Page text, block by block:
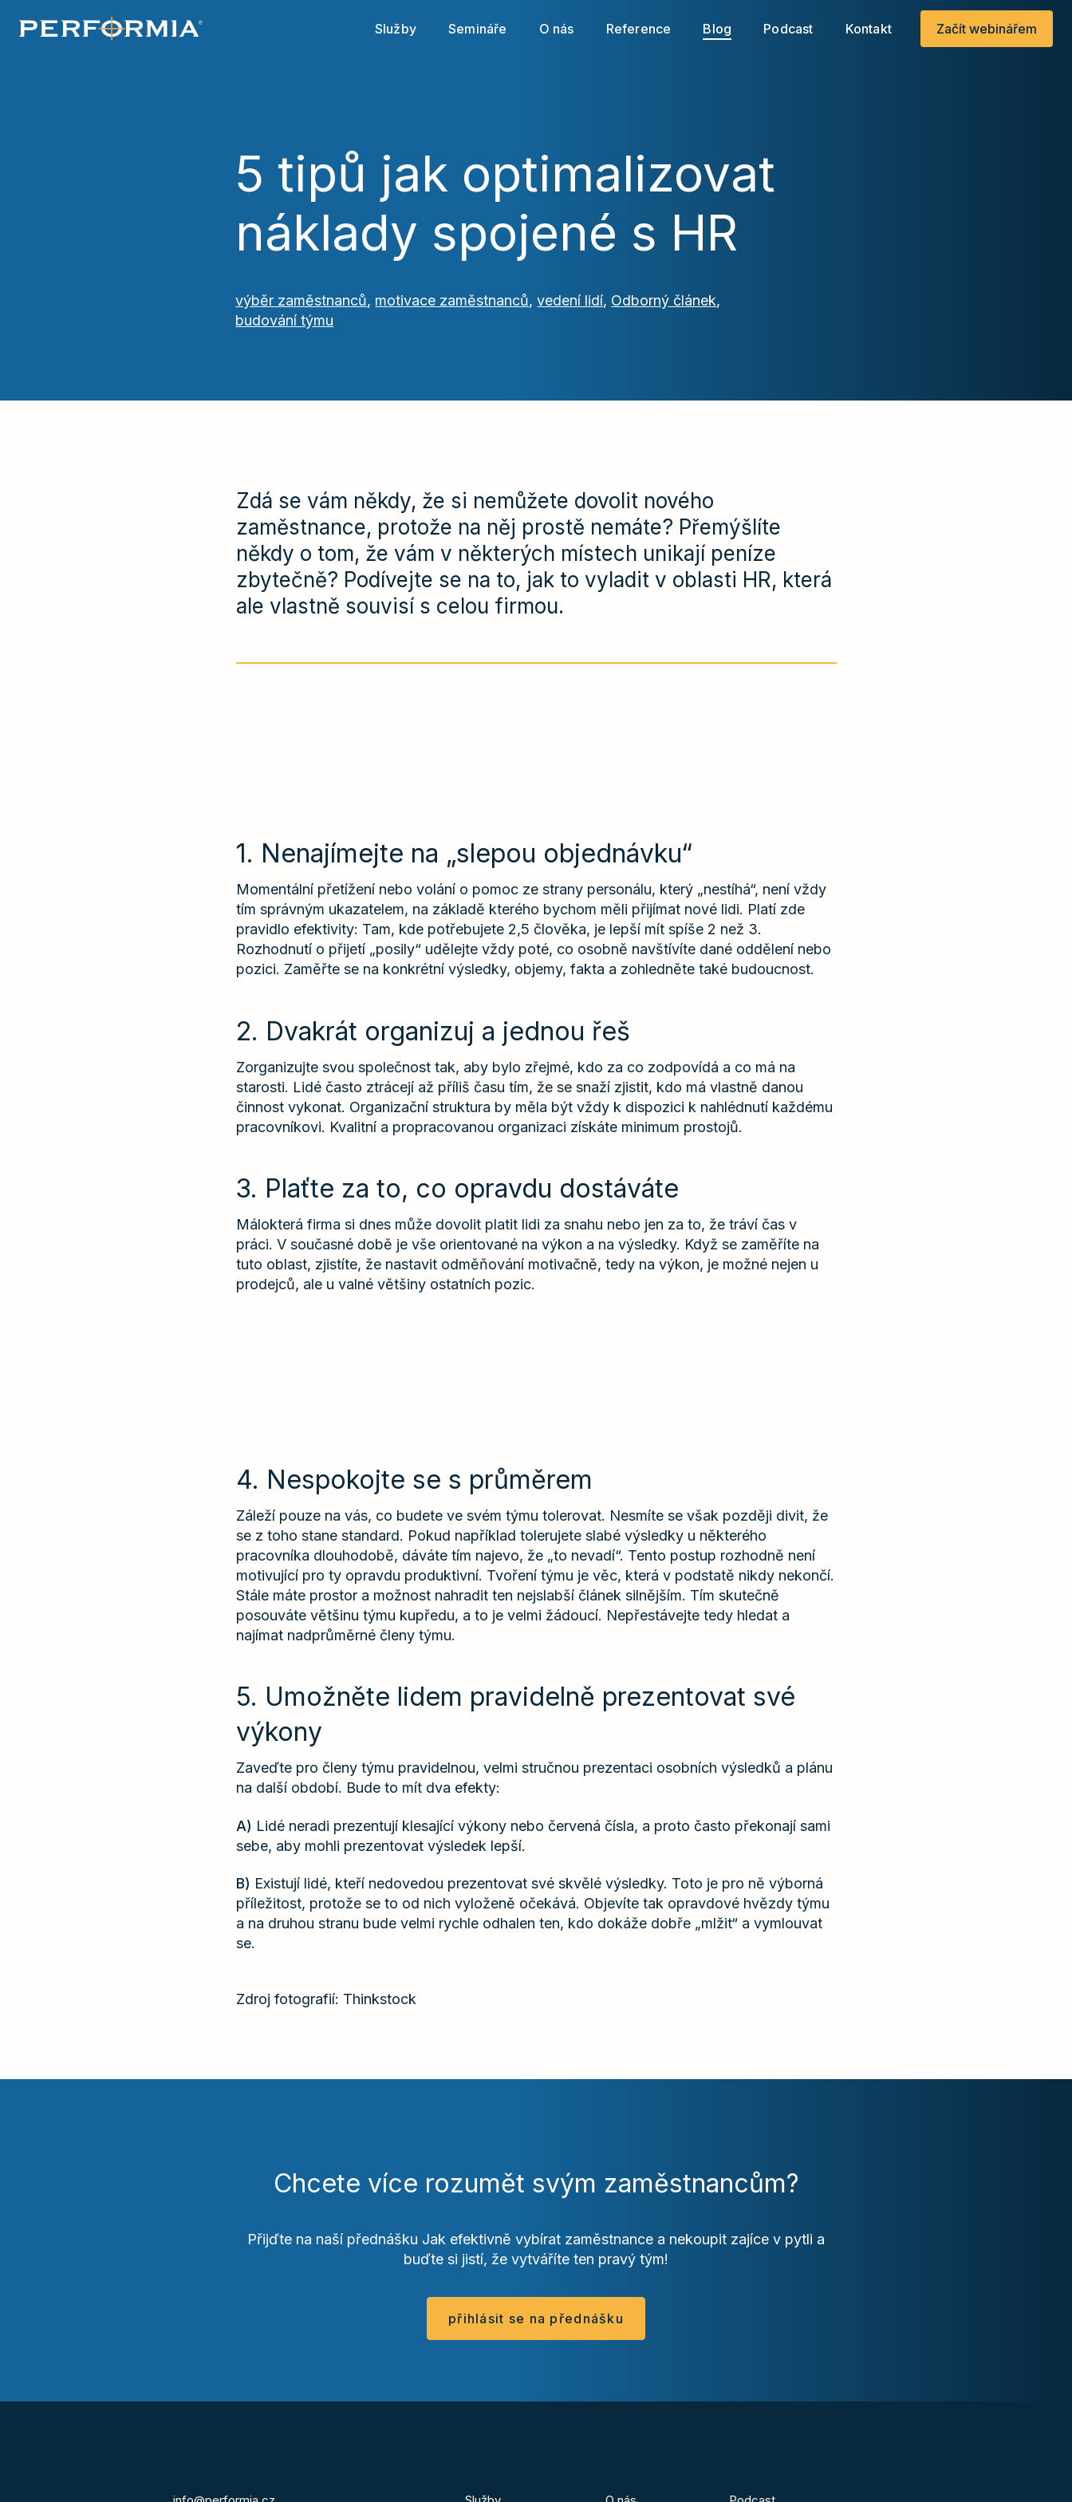
Služby Semináře O nás Reference Blog Podcast Kontakt Začít webinářem
5 tipů jak optimalizovat
náklady spojené s HR
výběr zaměstnanců, motivace zaměstnanců, vedení lidí, Odborný článek,
budování týmu
Zdá se vám někdy, že si nemůžete dovolit nového
zaměstnance, protože na něj prostě nemáte? Přemýšlíte
někdy o tom, že vám v některých místech unikají peníze
zbytečně? Podívejte se na to, jak to vyladit v oblasti HR, která
ale vlastně souvisí s celou firmou.
1. Nenajímejte na „slepou objednávku“
Momentální přetížení nebo volání o pomoc ze strany personálu, který „nestíhá“, není vždy
tím správným ukazatelem, na základě kterého bychom měli přijímat nové lidi. Platí zde
pravidlo efektivity: Tam, kde potřebujete 2,5 člověka, je lepší mít spíše 2 než 3.
Rozhodnutí o přijetí „posily“ udělejte vždy poté, co osobně navštívíte dané oddělení nebo
pozici. Zaměřte se na konkrétní výsledky, objemy, fakta a zohledněte také budoucnost.
2. Dvakrát organizuj a jednou řeš
Zorganizujte svou společnost tak, aby bylo zřejmé, kdo za co zodpovídá a co má na
starosti. Lidé často ztrácejí až příliš času tím, že se snaží zjistit, kdo má vlastně danou
činnost vykonat. Organizační struktura by měla být vždy k dispozici k nahlédnutí každému
pracovníkovi. Kvalitní a propracovanou organizaci získáte minimum prostojů.
3. Plaťte za to, co opravdu dostáváte
Málokterá firma si dnes může dovolit platit lidi za snahu nebo jen za to, že tráví čas v
práci. V současné době je vše orientované na výkon a na výsledky. Když se zaměříte na
tuto oblast, zjistíte, že nastavit odměňování motivačně, tedy na výkon, je možné nejen u
prodejců, ale u valné většiny ostatních pozic.
4. Nespokojte se s průměrem
Záleží pouze na vás, co budete ve svém týmu tolerovat. Nesmíte se však později divit, že
se z toho stane standard. Pokud například tolerujete slabé výsledky u některého
pracovníka dlouhodobě, dáváte tím najevo, že „to nevadí“. Tento postup rozhodně není
motivující pro ty opravdu produktivní. Tvoření týmu je věc, která v podstatě nikdy nekončí.
Stále máte prostor a možnost nahradit ten nejslabší článek silnějším. Tím skutečně
posouváte většinu týmu kupředu, a to je velmi žádoucí. Nepřestávejte tedy hledat a
najímat nadprůměrné členy týmu.
5. Umožněte lidem pravidelně prezentovat své
výkony
Zaveďte pro členy týmu pravidelnou, velmi stručnou prezentaci osobních výsledků a plánu
na další období. Bude to mít dva efekty:
A) Lidé neradi prezentují klesající výkony nebo červená čísla, a proto často překonají sami
sebe, aby mohli prezentovat výsledek lepší.
B) Existují lidé, kteří nedovedou prezentovat své skvělé výsledky. Toto je pro ně výborná
příležitost, protože se to od nich vyloženě očekává. Objevíte tak opravdové hvězdy týmu
a na druhou stranu bude velmi rychle odhalen ten, kdo dokáže dobře „mlžit“ a vymlouvat
se.
Zdroj fotografií: Thinkstock
Chcete více rozumět svým zaměstnancům?
Přijďte na naší přednášku Jak efektivně vybírat zaměstnance a nekoupit zajíce v pytli a
buďte si jistí, že vytváříte ten pravý tým!
přihlásit se na přednášku